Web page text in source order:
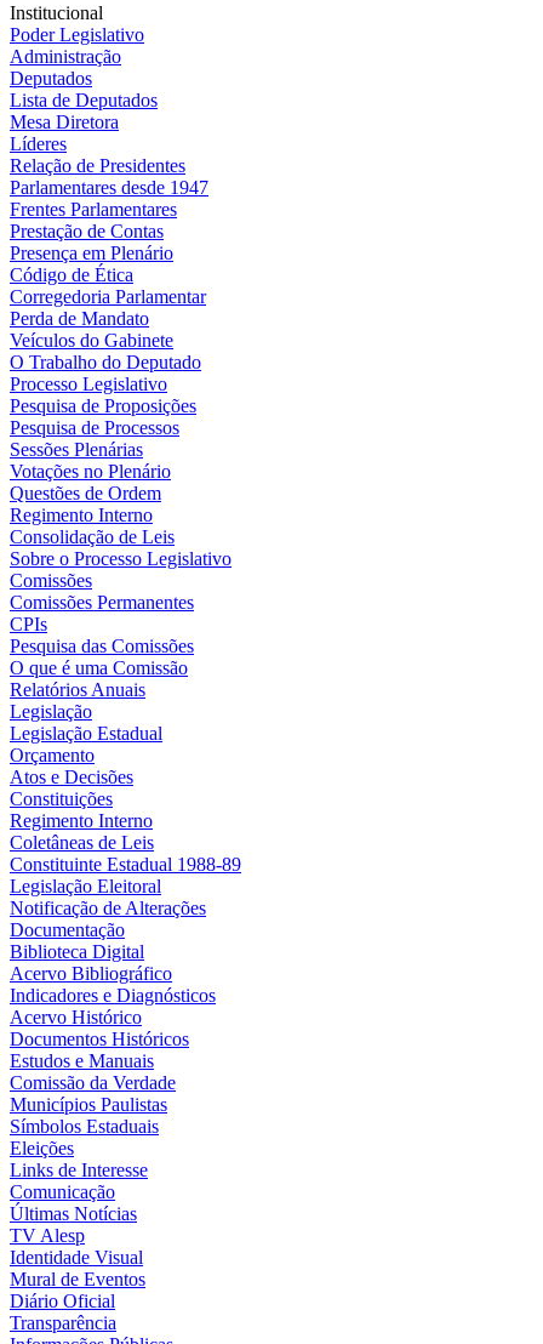
Institucional
Poder Legislativo
Administração
Deputados
Lista de Deputados
Mesa Diretora
Líderes
Relação de Presidentes
Parlamentares desde 1947
Frentes Parlamentares
Prestação de Contas
Presença em Plenário
Código de Ética
Corregedoria Parlamentar
Perda de Mandato
Veículos do Gabinete
O Trabalho do Deputado
Processo Legislativo
Pesquisa de Proposições
Pesquisa de Processos
Sessões Plenárias
Votações no Plenário
Questões de Ordem
Regimento Interno
Consolidação de Leis
Sobre o Processo Legislativo
Comissões
Comissões Permanentes
CPIs
Pesquisa das Comissões
O que é uma Comissão
Relatórios Anuais
Legislação
Legislação Estadual
Orçamento
Atos e Decisões
Constituições
Regimento Interno
Coletâneas de Leis
Constituinte Estadual 1988-89
Legislação Eleitoral
Notificação de Alterações
Documentação
Biblioteca Digital
Acervo Bibliográfico
Indicadores e Diagnósticos
Acervo Histórico
Documentos Históricos
Estudos e Manuais
Comissão da Verdade
Municípios Paulistas
Símbolos Estaduais
Eleições
Links de Interesse
Comunicação
Últimas Notícias
TV Alesp
Identidade Visual
Mural de Eventos
Diário Oficial
Transparência